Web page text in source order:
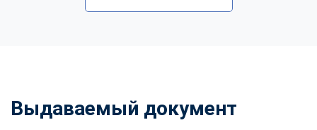
Выдаваемый документ